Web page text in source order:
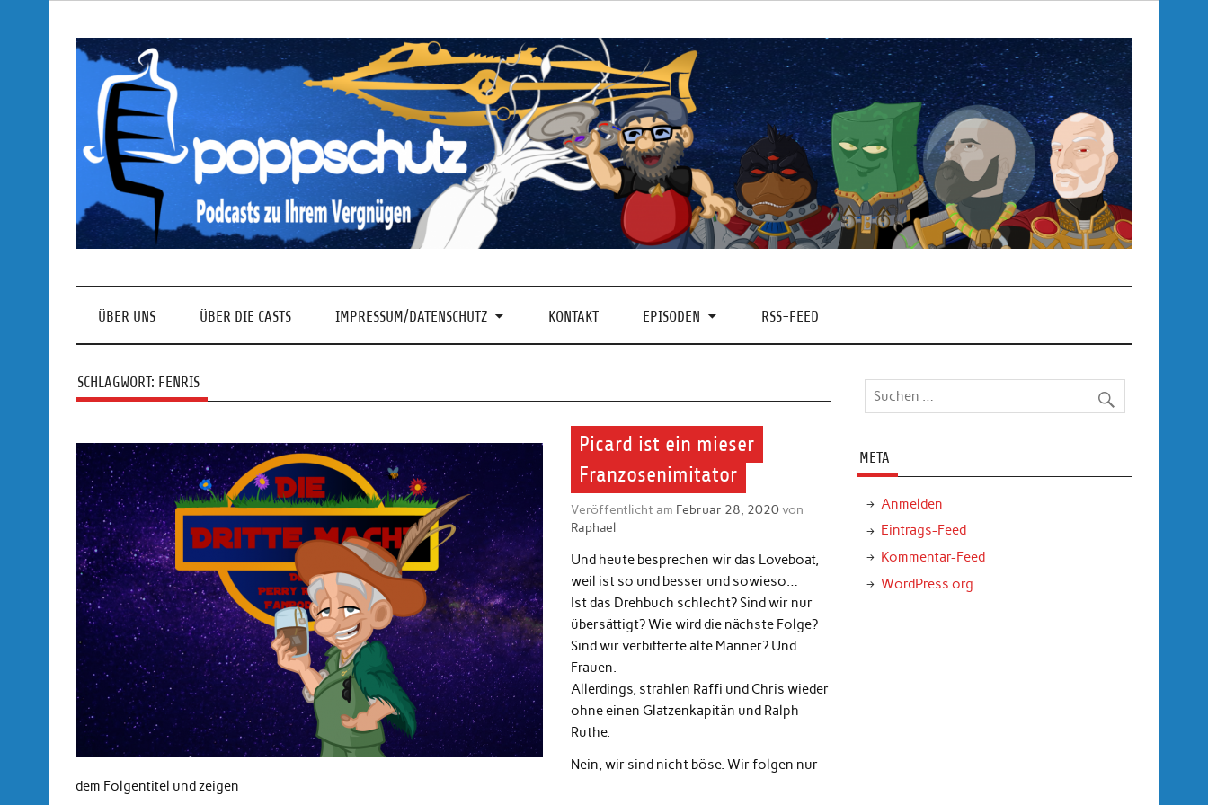
Podcasts zu Ihrem Vergnügen
ÜBER UNS ÜBER DIE CASTS IMPRESSUM/DATENSCHUTZ KONTAKT EPISODEN RSS-FEED
SCHLAGWORT: FENRIS
Picard ist ein mieser
Franzosenimitator
Veröffentlicht am Februar 28, 2020von
Raphael
Und heute besprechen wir das Loveboat,
weil ist so und besser und sowieso…
Ist das Drehbuch schlecht? Sind wir nur
übersättigt? Wie wird die nächste Folge?
Sind wir verbitterte alte Männer? Und
Frauen.
Allerdings, strahlen Raffi und Chris wieder
ohne einen Glatzenkapitän und Ralph
Ruthe.
Nein, wir sind nicht böse. Wir folgen nur
dem Folgentitel und zeigen
META
Anmelden
Eintrags-Feed
Kommentar-Feed
WordPress.org